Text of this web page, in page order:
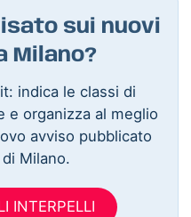
sui nuovi
Milano?
indica le classi di
e organizza al meglio
avviso pubblicato
Milano.
INTERPELLI